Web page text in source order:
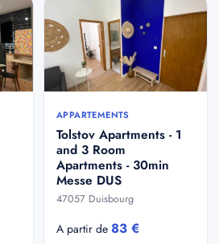
APPARTEMENTS
Tolstov Apartments - 1
and 3 Room
Apartments - 30min
Messe DUS
47057 Duisbourg
A partir de 83 €